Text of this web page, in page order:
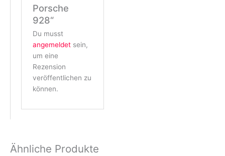
Porsche
928“
Du musst
angemeldet sein,
um eine
Rezension
veröffentlichen zu
können.
Ähnliche Produkte